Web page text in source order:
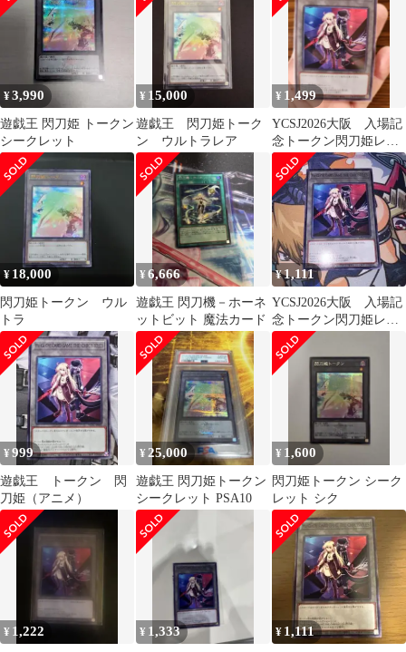
¥3,990
遊戯王 閃刀姫 トークン
シークレット
¥ 15,000
遊戯王 閃刀姫トーク
ン ウルトラレア
¥ 1,499
YCSJ2026大阪 入場記
念トークン閃刀姫レ
イ、ロゼ
¥ 18,000
閃刀姫トークン ウル
トラ
¥6,666
遊戯王 閃刀機－ホーネ
ットビット 魔法カード
¥1,111
YCSJ2026大阪 入場記
念トークン閃刀姫レ
イ、ロゼ
¥999
遊戯王 トークン 閃
刀姫（アニメ）
¥ 25,000
遊戯王 閃刀姫トークン
シークレット PSA10
¥ 1,600
閃刀姫トークン シーク
レット シク
¥ 1,222 ¥ 1,333 ¥ 1,111